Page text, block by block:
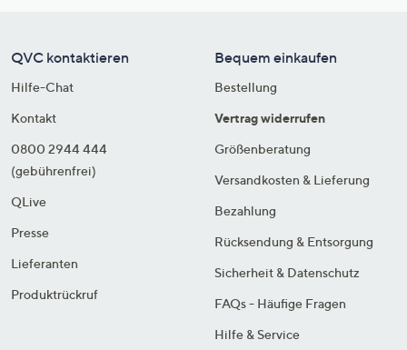
QVC kontaktieren
Hilfe-Chat
Kontakt
0800 2944 444
(gebührenfrei)
QLive
Presse
Lieferanten
Produktrückruf
Bequem einkaufen
Bestellung
Vertrag widerrufen
Größenberatung
Versandkosten & Lieferung
Bezahlung
Rücksendung & Entsorgung
Sicherheit & Datenschutz
FAQs - Häufige Fragen
Hilfe & Service